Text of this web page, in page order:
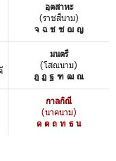
อุตสาหะ
(ราชสีนาม)
จ ฉ ช ซ ฌ ญ
มนตรี
(โสณนาม)
ฎ ฏ ฐ ฑ ฒ ณ
กาลกิณี
(นาคนาม)
ด ต ถ ท ธ น